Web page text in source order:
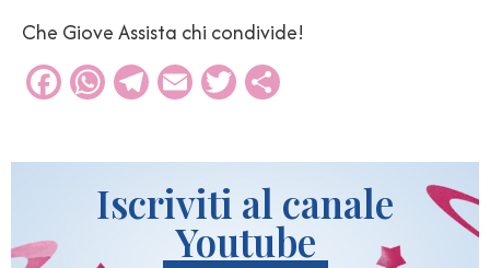
Che Giove Assista chi condivide!
Facebook
WhatsApp
Telegram
EmailTwitter
Iscriviti al canale
Youtube